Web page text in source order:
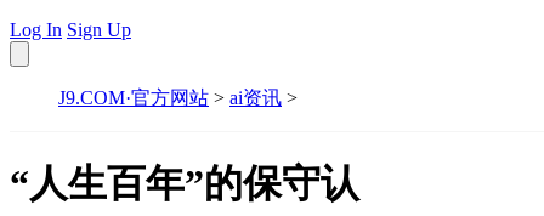
Log In Sign Up
J9.COM·官方网站 > ai资讯 >
“人生百年”的保守认